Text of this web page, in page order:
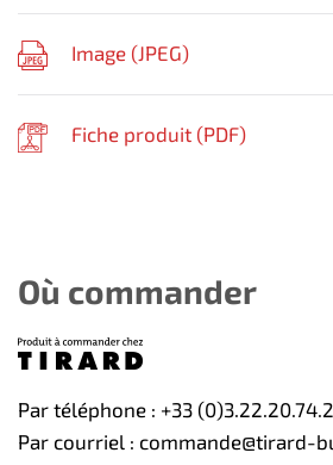
Image (JPEG)
Fiche produit (PDF)
Où commander
Par téléphone : +33
Par courriel : commande@tirard-